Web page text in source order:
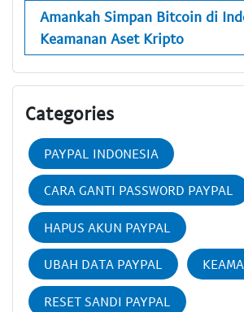
Amankah Simpan Bitcoin di
Keamanan Aset Kripto
Categories
PAYPAL INDONESIA
CARA GANTI PASSWORD PAYPAL
HAPUS AKUN PAYPAL
UBAH DATA PAYPAL
RESET SANDI PAYPAL